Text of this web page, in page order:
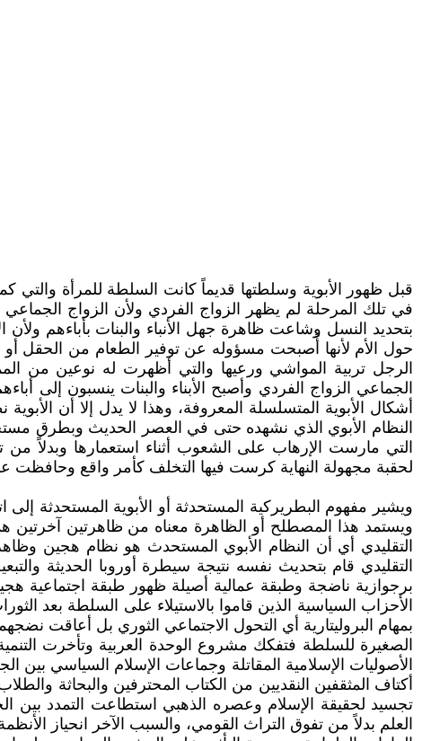
قبل ظهور الأبوية وسلطتها قديماً كانت السلطة للمرأة والتي
في تلك المرحلة لم يظهر الزواج الفردي ولأن الزواج الجماعي
بتحديد النسل وشاعت ظاهرة جهل الأنباء والبنات بأباءهم
حول الأم لأنها أًصبحت مسؤوله عن توفير الطعام من الحقل
الرجل تربية المواشي ورعيها والتي أظهرت له نوعين من
الجماعي الزواج الفردي وأصبح الأبناء والبنات ينسبون
أشكال الأبوية المتسلسلة المعروفة، وهذا لا يدل إلا أن
النظام الأبوي الذي نشهده حتى في العصر الحديث وبطرق
التي مارست الإرهاب على الشعوب أثناء استعمارها وبدلاً
لحقبة مجهولة النهاية كرست فيها التخلف كأمر واقع وحافظت
ويشير مفهوم البطريركية المستحدثة أو الأبوية المستحدثة
ويستمد هذا المصطلح أو الظاهرة معناه من ظاهرتين آخرتين
التقليدي أي أن النظام الأبوي المستحدث هو نظام هجين
التقليدي قام بتحديث نفسه نتيجة سيطرة أوروبا الحديثة
برجوازية ناضجة وطبقة عمالية أصيلة ظهور طبقة اجتماعية
الأحزاب السياسية الذين قاموا بالاستيلاء على السلطة بعد
بمهام البروليتارية أي التحول الاجتماعي الثوري بل أعاقت
الصغيرة للسلطة فتفكك مشروع الوحدة العربية وتأخرت
الأصوليات الإسلامية المقاتلة وجماعات الإسلام السياسي
أكتاف المثقفين النقديين من الكتاب المحترفين والبحاثة
تجسيد لحقيقة الإسلام وعصره الذهبي استطاعت التمدد بين
العلم بدلاً من تفوق التراث القومي، والسبب الآخر انحياز